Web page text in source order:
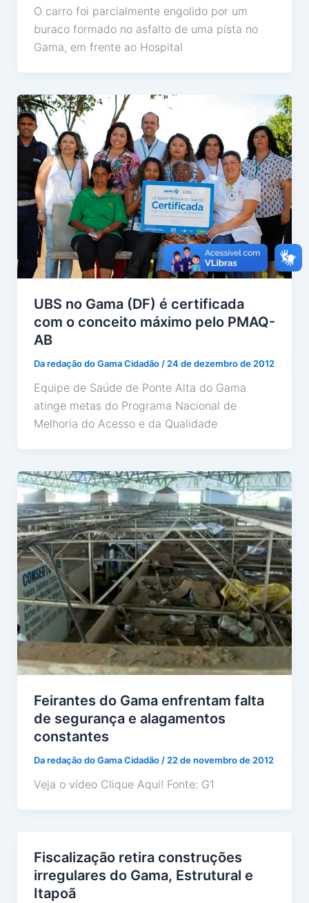
O carro foi parcialmente engolido por um
buraco formado no asfalto de uma pista no
Gama, em frente ao Hospital
UBS no Gama (DF) é certificada
com o conceito máximo pelo PMAQ-
AB
Da redação do Gama Cidadão / 24 de dezembro de 2012
Equipe de Saúde de Ponte Alta do Gama
atinge metas do Programa Nacional de
Melhoria do Acesso e da Qualidade
Feirantes do Gama enfrentam falta
de segurança e alagamentos
constantes
Da redação do Gama Cidadão/22 de novembro de 2012
Veja o vídeo Clique Aqui! Fonte: G1
Fiscalização retira construções
irregulares do Gama, Estrutural e
Itapoã